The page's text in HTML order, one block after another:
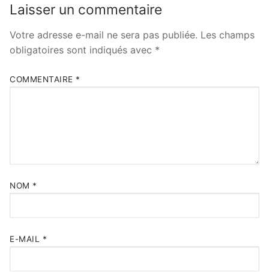
Laisser un commentaire
Votre adresse e-mail ne sera pas publiée. Les champs
obligatoires sont indiqués avec *
COMMENTAIRE *
NOM *
E-MAIL *